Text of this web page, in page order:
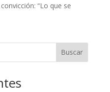
“Lo que se
Buscar